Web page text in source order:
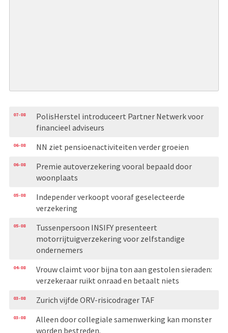
07-08
PolisHerstel introduceert Partner Netwerk voor
financieel adviseurs
06-08 NN ziet pensioenactiviteiten verder groeien
06-08
Premie autoverzekering vooral bepaald door
woonplaats
05-08
Independer verkoopt vooraf geselecteerde
verzekering
05-08
Tussenpersoon INSIFY presenteert
motorrijtuigverzekering voor zelfstandige
ondernemers
04-08
Vrouw claimt voor bijna ton aan gestolen sieraden:
verzekeraar ruikt onraad en betaalt niets
03-08 Zurich vijfde ORV-risicodrager TAF
03-08
Alleen door collegiale samenwerking kan monster
worden bestreden.